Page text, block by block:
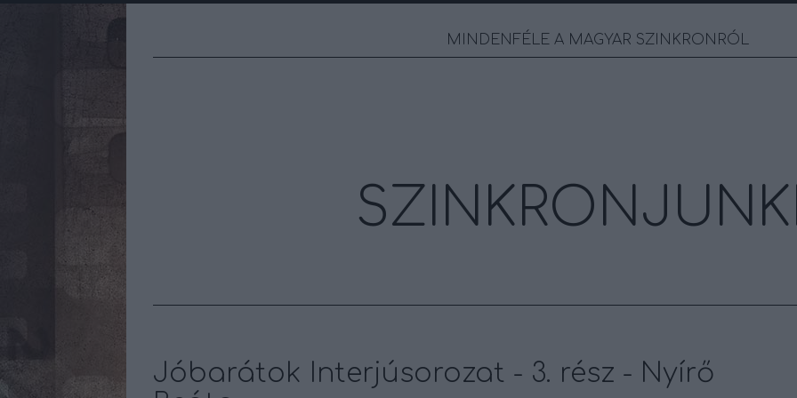
MINDENFÉLE A MAGYAR SZINKRONRÓL
Jóbarátok Interjúsorozat - 3. rész - Nyírő